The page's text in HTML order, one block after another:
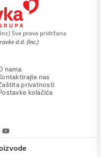
Sva prava pridržana
d.d. (Inc.)
nama
nas
privatnosti
kolačića